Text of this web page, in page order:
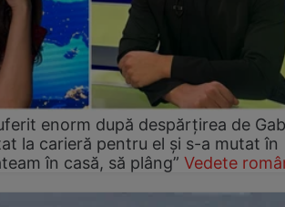
enorm după despărțirea de
la carieră pentru el și s-a mutat în
în casă, să plâng” Vedete